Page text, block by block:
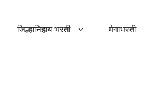
जिल्हानिहाय भरती मेगाभरती